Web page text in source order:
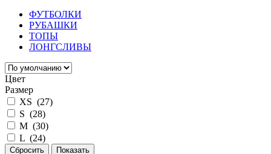
ФУТБОЛКИ
РУБАШКИ
ТОПЫ
ЛОНГСЛИВЫ
Цвет
Размер
XS (27)
S (28)
M (30)
L (24)